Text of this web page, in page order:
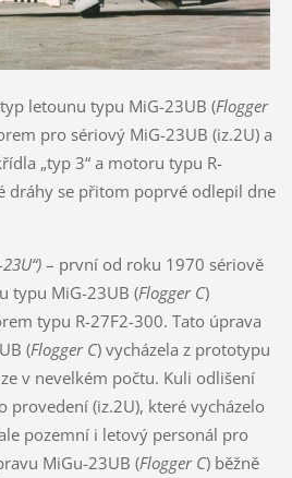
letounu typu MiG-23UB (Flogger
pro sériový MiG-23UB (iz.2U) a
„typ 3“ a motoru typu R-
dráhy se přitom poprvé odlepil dne
– první od roku 1970 sériově
typu MiG-23UB (Flogger C)
typu R-27F2-300. Tato úprava
(Flogger C) vycházela z prototypu
v nevelkém počtu. Kuli odlišení
provedení (iz.2U), které vycházelo
pozemní i letový personál pro
MiGu-23UB (Flogger C) běžně